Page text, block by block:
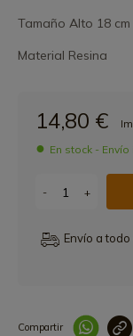
Tamaño Alto 18 cm
Material Resina
14,80 €
En stock -
- +
Envío a
Compartir